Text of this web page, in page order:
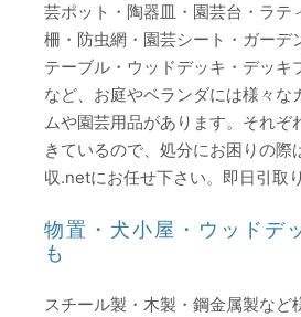
芸ポット・陶器皿・園芸台・ラテ
柵・防虫網・園芸シート・ガーデ
テーブル・ウッドデッキ・デッキ
など、お庭やベランダには様々な
ムや園芸用品があります。それぞ
きているので、処分にお困りの際
収.netにお任せ下さい。即日引取
物置・犬小屋・ウッドデ
も
スチール製・木製・鋼金属製など